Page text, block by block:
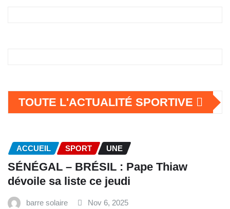
TOUTE L'ACTUALITÉ SPORTIVE
ACCUEIL SPORT UNE
SÉNÉGAL – BRÉSIL : Pape Thiaw
dévoile sa liste ce jeudi
barre solaire Nov 6, 2025